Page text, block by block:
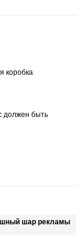
коробка
должен быть
шар рекламы